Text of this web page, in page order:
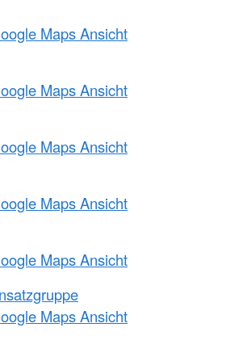
Maps Ansicht
Maps Ansicht
Maps Ansicht
Maps Ansicht
Maps Ansicht
Maps Ansicht